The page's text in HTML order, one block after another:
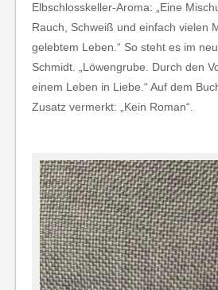
Elbschlosskeller-Aroma: „Eine
Rauch, Schweiß und einfach vielen
gelebtem Leben.“ So steht es im
Schmidt. „Löwengrube. Durch den
einem Leben in Liebe.“ Auf dem
Zusatz vermerkt: „Kein Roman“.